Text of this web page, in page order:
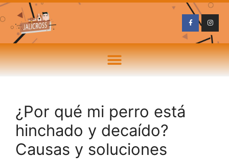
¿Por qué mi perro está
hinchado y decaído?
Causas y soluciones